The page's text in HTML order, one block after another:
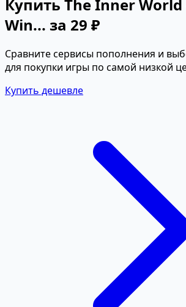
Купить The Inner World
Win... за 29 ₽
Сравните сервисы пополнения и
для покупки игры по самой низкой
Купить дешевле